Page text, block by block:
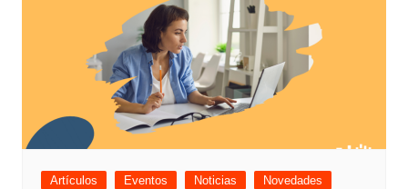
Artículos Eventos Noticias
Novedades